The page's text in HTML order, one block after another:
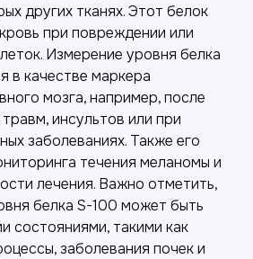
других тканях. Этот белок
при повреждении или
Измерение уровня белка
в качестве маркера
мозга, например, после
инсультов или при
заболеваниях. Также его
течения меланомы и
лечения. Важно отметить,
белка S-100 может быть
состояниями, такими как
заболевания почек и